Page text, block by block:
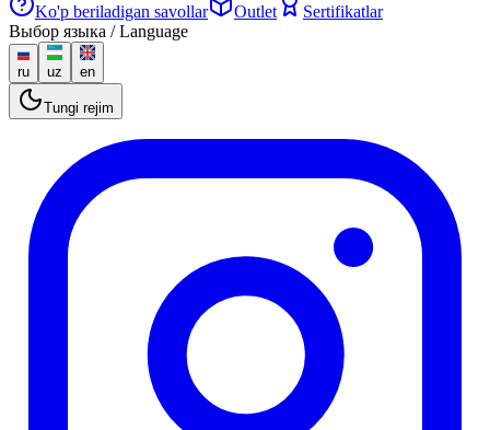
Ko'p beriladigan savollar
Outlet
Sertifikatlar
Выбор языка / Language
ru uz en
Tungi rejim